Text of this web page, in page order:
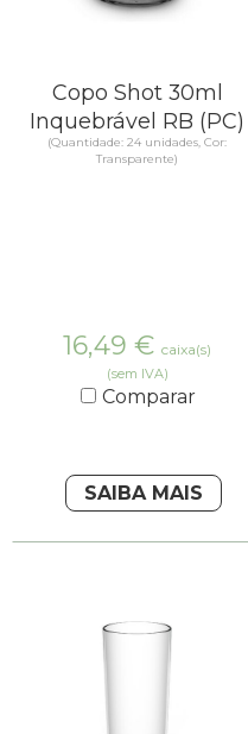
Copo Shot 30ml
Inquebrável RB (PC)
(Quantidade: 24 unidades, Cor:
Transparente)
16,49 € caixa(s)
(sem IVA)
Comparar
SAIBA MAIS